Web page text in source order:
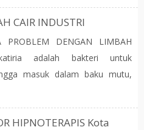
CAIR INDUSTRI
DENGAN LIMBAH
adalah bakteri untuk
masuk dalam baku mutu,
HIPNOTERAPIS Kota